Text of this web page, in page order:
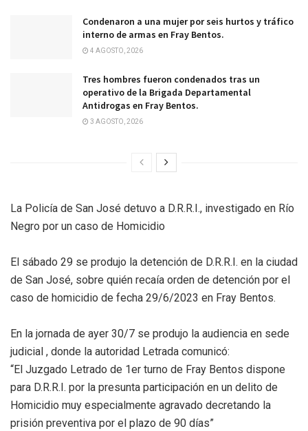
Condenaron a una mujer por seis hurtos y tráfico
interno de armas en Fray Bentos.
4 AGOSTO, 2026
Tres hombres fueron condenados tras un
operativo de la Brigada Departamental
Antidrogas en Fray Bentos.
3 AGOSTO, 2026
La Policía de San José detuvo a D.R.R.I., investigado en Río
Negro por un caso de Homicidio
El sábado 29 se produjo la detención de D.R.R.I. en la ciudad
de San José, sobre quién recaía orden de detención por el
caso de homicidio de fecha 29/6/2023 en Fray Bentos.
En la jornada de ayer 30/7 se produjo la audiencia en sede
judicial , donde la autoridad Letrada comunicó:
“El Juzgado Letrado de 1er turno de Fray Bentos dispone
para D.R.R.I. por la presunta participación en un delito de
Homicidio muy especialmente agravado decretando la
prisión preventiva por el plazo de 90 días”